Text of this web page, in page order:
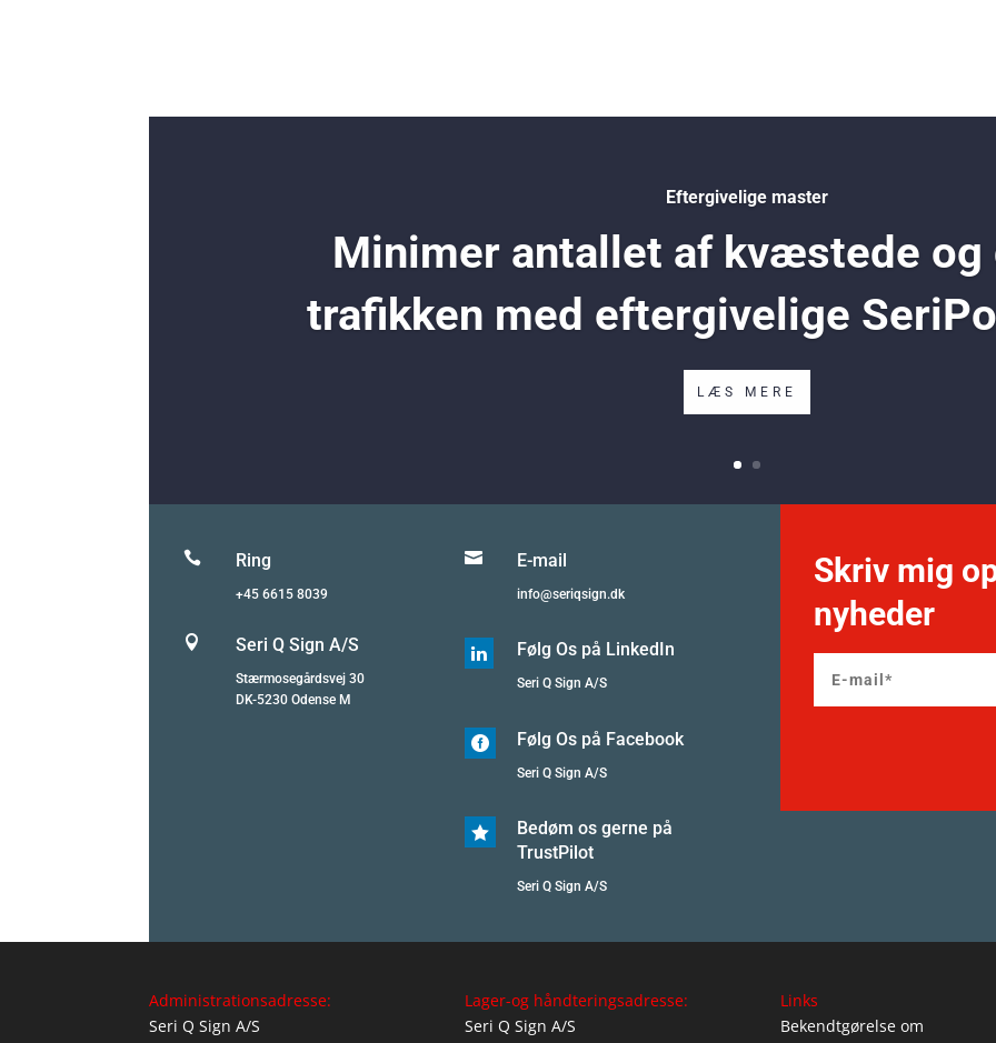
Eftergivelige master
Minimer antallet af kvæstede
trafikken med eftergivelige
LÆS MERE
 Ring
+45 6615 8039
 Seri Q Sign A/S
Stærmosegårdsvej 30
DK-5230 Odense M
 E-mail
info@seriqsign.dk
 Følg Os på LinkedIn
Seri Q Sign A/S
 Følg Os på Facebook
Seri Q Sign A/S

Bedøm os gerne på
TrustPilot
Seri Q Sign A/S
Skriv mig
nyheder
Administrationsadresse:
Seri Q Sign A/S
Lager-og håndteringsadresse:
Seri Q Sign A/S
Links
Bekendtgørelse om